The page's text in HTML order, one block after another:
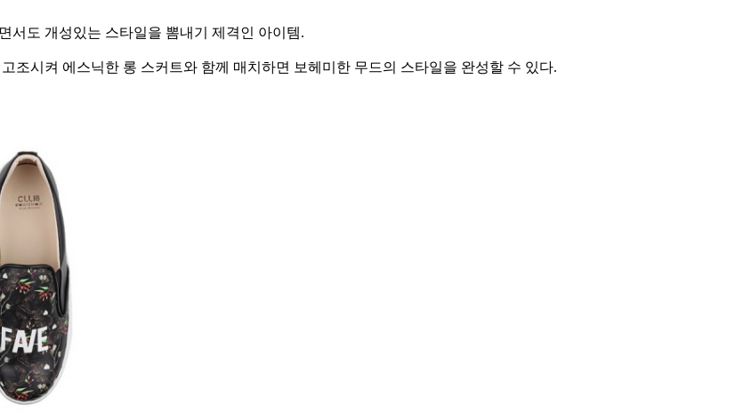
서도 개성있는 스타일을 뽐내기 제격인 아이템.
조시켜 에스닉한 롱 스커트와 함께 매치하면 보헤미한 무드의 스타일을 완성할 수 있다.